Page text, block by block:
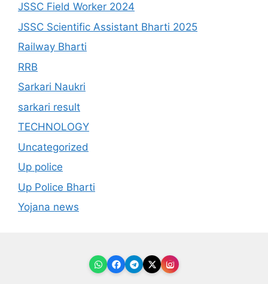
JSSC Field Worker 2024
JSSC Scientific Assistant Bharti 2025
Railway Bharti
RRB
Sarkari Naukri
sarkari result
TECHNOLOGY
Uncategorized
Up police
Up Police Bharti
Yojana news